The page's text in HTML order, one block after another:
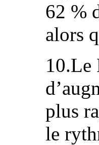
62 %
alors
10.Le
plus
le